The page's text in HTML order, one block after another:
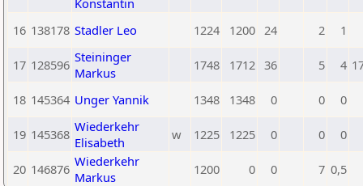
Konstantin
16 138178 Stadler Leo 1224 1200 24 2 1
17 128596 Steininger
Markus
1748 1712 36 5 4
18 145364 Unger Yannik 1348 1348 0 0 0
19 145368 Wiederkehr
Elisabeth
w 1225 1225 0 0 0
20 146876 Wiederkehr
Markus
1200 0 0 7 0,5